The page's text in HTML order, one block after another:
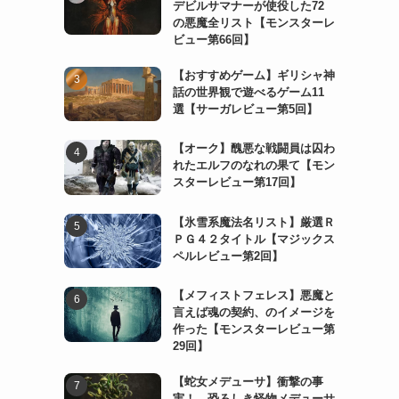
デビルサマナーが使役した72
の悪魔全リスト【モンスターレ
ビュー第66回】
【おすすめゲーム】ギリシャ神
話の世界観で遊べるゲーム11
選【サーガレビュー第5回】
【オーク】醜悪な戦闘員は囚わ
れたエルフのなれの果て【モン
スターレビュー第17回】
【氷雪系魔法名リスト】厳選Ｒ
ＰＧ４２タイトル【マジックス
ペルレビュー第2回】
【メフィストフェレス】悪魔と
言えば魂の契約、のイメージを
作った【モンスターレビュー第
29回】
【蛇女メデューサ】衝撃の事